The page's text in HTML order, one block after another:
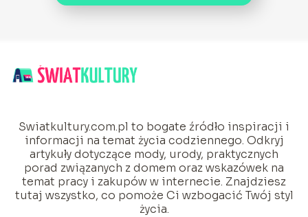
Swiatkultury.com.pl to bogate źródło inspiracji i
informacji na temat życia codziennego. Odkryj
artykuły dotyczące mody, urody, praktycznych
porad związanych z domem oraz wskazówek na
temat pracy i zakupów w internecie. Znajdziesz
tutaj wszystko, co pomoże Ci wzbogacić Twój styl
życia.